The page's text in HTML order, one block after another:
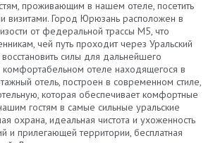
проживающим в нашем отеле, посетить
визитами. Город Юрюзань расположен в
от федеральной трассы М5, что
чей путь проходит через Уральский
силы для дальнейшего
отеле находящегося в
отель, построен в современном стиле,
которая обеспечивает комфортные
гостям в самые сильные уральские
охрана, идеальная чистота и ухоженность
и прилегающей территории, бесплатная